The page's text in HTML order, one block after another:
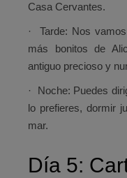
Casa Cervantes.
· Tarde: Nos
más bonitos de
antiguo precioso y
· Noche: Puedes
lo prefieres, dormir
mar.
Día 5: